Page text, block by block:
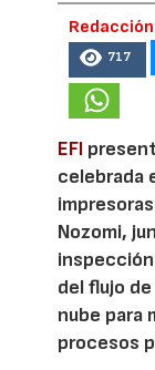
717
EFI
celebrada
Nozomi,
del flujo
nube para
procesos